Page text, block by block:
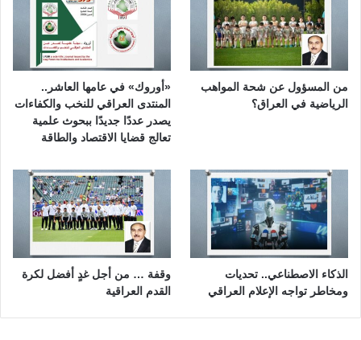
من المسؤول عن شحة المواهب
الرياضية في العراق؟
«أوروك» في عامها العاشر..
المنتدى العراقي للنخب والكفاءات
يصدر عددًا جديدًا ببحوث علمية
تعالج قضايا الاقتصاد والطاقة
الذكاء الاصطناعي.. تحديات
ومخاطر تواجه الإعلام العراقي
وقفة … من أجل غدٍ أفضل لكرة
القدم العراقية